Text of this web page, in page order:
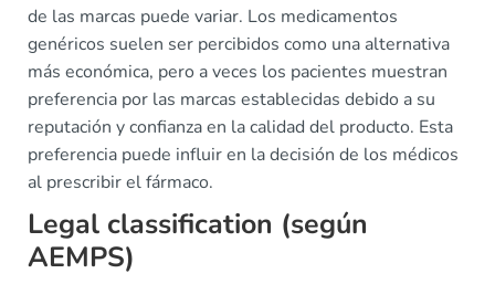
de las marcas puede variar. Los medicamentos
genéricos suelen ser percibidos como una alternativa
más económica, pero a veces los pacientes muestran
preferencia por las marcas establecidas debido a su
reputación y confianza en la calidad del producto. Esta
preferencia puede influir en la decisión de los médicos
al prescribir el fármaco.
Legal classification (según
AEMPS)